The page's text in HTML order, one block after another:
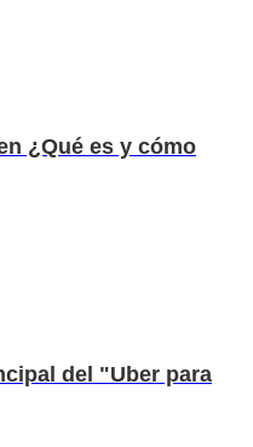
¿Qué es y cómo
del "Uber para